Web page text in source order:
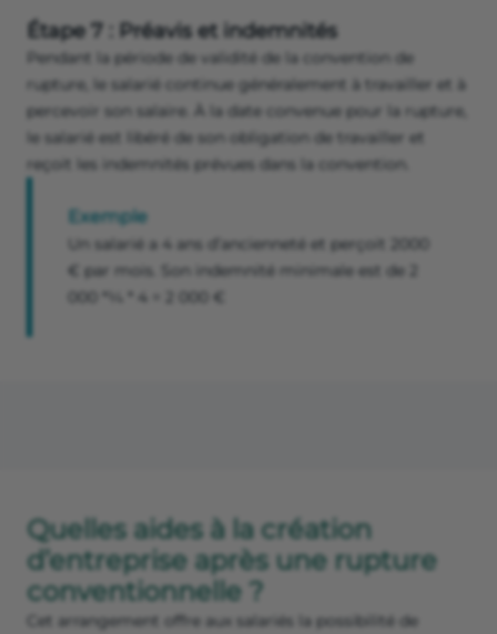
Étape 7 : Préavis et indemnités
Pendant la période de validité de la convention de
rupture, le salarié continue généralement à travailler et à
percevoir son salaire. À la date convenue pour la rupture,
le salarié est libéré de son obligation de travailler et
reçoit les indemnités prévues dans la convention.
Exemple
Un salarié a 4 ans d’ancienneté et perçoit 2000
€ par mois. Son indemnité minimale est de 2
000 *¼ * 4 = 2 000 €
Quelles aides à la création
d’entreprise après une rupture
conventionnelle ?
Cet arrangement offre aux salariés la possibilité de